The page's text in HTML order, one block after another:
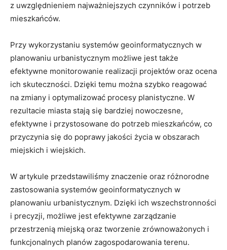
z uwzględnieniem najważniejszych czynników i potrzeb
⁢mieszkańców.
Przy wykorzystaniu systemów geoinformatycznych w
planowaniu urbanistycznym możliwe jest także
efektywne ​monitorowanie realizacji projektów oraz ocena
ich skuteczności. Dzięki temu można szybko reagować
⁣na zmiany ​i optymalizować procesy planistyczne. W
rezultacie miasta stają się bardziej‌ nowoczesne,
efektywne i ⁣przystosowane do potrzeb mieszkańców, co
przyczynia się do ‍poprawy jakości życia w obszarach⁢
miejskich i wiejskich.
W⁢ artykule przedstawiliśmy znaczenie oraz ⁢różnorodne
zastosowania‌ systemów geoinformatycznych w
planowaniu urbanistycznym. ‌Dzięki ich⁢ wszechstronności
i precyzji, możliwe jest efektywne zarządzanie
przestrzenią miejską oraz tworzenie​ zrównoważonych i
funkcjonalnych planów zagospodarowania terenu.​